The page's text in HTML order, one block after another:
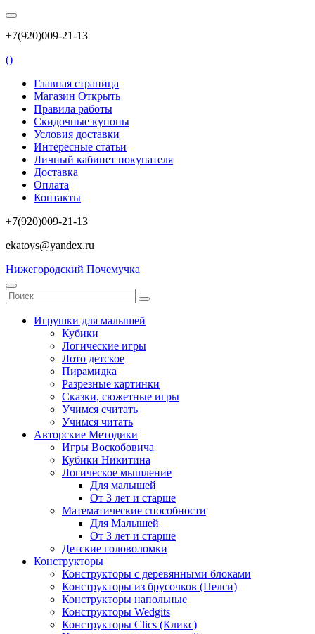
+7(920)009-21-13
()
Главная страница
Магазин Открыть
Правила работы
Скидочные купоны
Условия доставки
Интересные статьи
Личный кабинет покупателя
Доставка
Оплата
Контакты
+7(920)009-21-13
ekatoys@yandex.ru
Нижегородский Почемучка
Игрушки для малышей
Кубики
Логические игры
Лото детское
Пирамидка
Разрезные картинки
Сказки, сюжетные игры
Учимся считать
Учимся читать
Авторские Методики
Игры Воскобовича
Кубики Никитина
Логическое мышление
Для малышей
От 3 лет и старше
Математические способности
Для Малышей
От 3 лет и старше
Детские головоломки
Конструкторы
Конструкторы с деревянными блоками
Конструкторы из брусочков (Пелси)
Конструкторы напольные
Конструкторы Wedgits
Конструкторы Clics (Кликс)